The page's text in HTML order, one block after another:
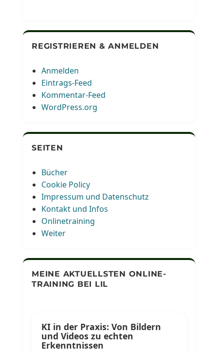
REGISTRIEREN & ANMELDEN
Anmelden
Eintrags-Feed
Kommentar-Feed
WordPress.org
SEITEN
Bücher
Cookie Policy
Impressum und Datenschutz
Kontakt und Infos
Onlinetraining
Weiter
MEINE AKTUELLSTEN ONLINE-
TRAINING BEI LIL
KI in der Praxis: Von Bildern
und Videos zu echten
Erkenntnissen